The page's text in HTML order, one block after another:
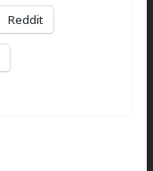
Reddit